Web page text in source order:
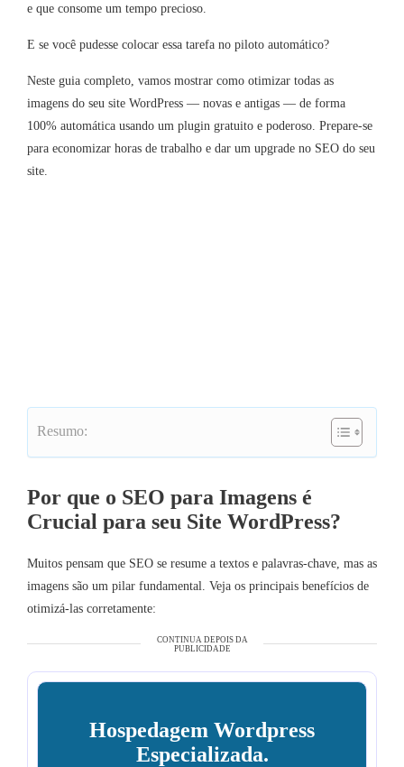
e que consome um tempo precioso.
E se você pudesse colocar essa tarefa no piloto automático?
Neste guia completo, vamos mostrar como otimizar todas as
imagens do seu site WordPress — novas e antigas — de forma
100% automática usando um plugin gratuito e poderoso. Prepare-se
para economizar horas de trabalho e dar um upgrade no SEO do seu
site.
Resumo:
Por que o SEO para Imagens é
Crucial para seu Site WordPress?
Muitos pensam que SEO se resume a textos e palavras-chave, mas as
imagens são um pilar fundamental. Veja os principais benefícios de
otimizá-las corretamente:
CONTINUA DEPOIS DA
PUBLICIDADE
Hospedagem Wordpress
Especializada.